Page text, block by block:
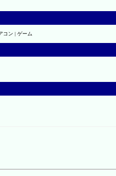
コン | ゲーム